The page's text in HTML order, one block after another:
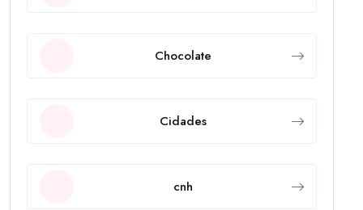
Chocolate
Cidades
cnh